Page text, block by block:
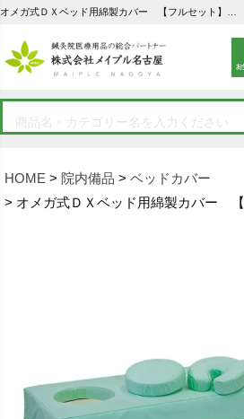
HOME 院内備品
ベッドカバー
オメガ式ＤＸベッド用綿製カバー 【